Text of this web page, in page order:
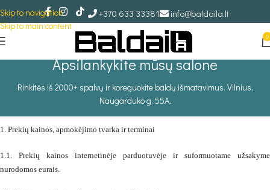
Skip to navigation
Skip to main content
+370 633 33381 info@baldaila.lt
0
Apsilankykite mūsų salone
Rinkitės iš 2000+ spalvų ir koreguokite baldų išmatavimus. Vilnius,
Naugarduko g. 55A.
1. Prekių kainos, apmokėjimo tvarka ir terminai
1.1. Prekių kainos internetinėje parduotuvėje ir suformuotame užsakyme
nurodomos eurais.